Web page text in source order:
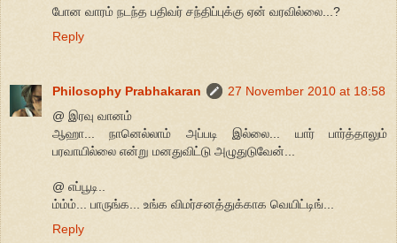
போன வாரம் நடந்த பதிவர் சந்திப்புக்கு ஏன் வரவில்லை...?
Reply
Philosophy Prabhakaran
27 November 2010 at 18:58
@ இரவு வானம்
ஆஹா... நானெல்லாம் அப்படி இல்லை... யார் பார்த்தாலும்
பரவாயில்லை என்று மனதுவிட்டு அழுதுடுவேன்...
@ எப்பூடி..
ம்ம்ம்... பாருங்க... உங்க விமர்சனத்துக்காக வெயிட்டிங்...
Reply